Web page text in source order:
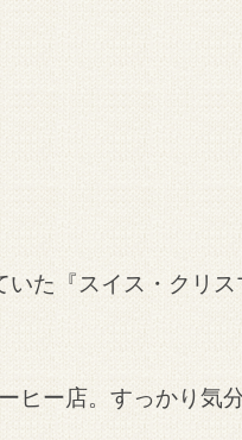
た『スイス・クリ
ヒー店。すっかり気